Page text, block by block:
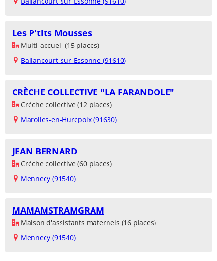
Les P'tits Mousses
Multi-accueil (15 places)
Ballancourt-sur-Essonne (91610)
CRÈCHE COLLECTIVE "LA FARANDOLE"
Crèche collective (12 places)
Marolles-en-Hurepoix (91630)
JEAN BERNARD
Crèche collective (60 places)
Mennecy (91540)
MAMAMSTRAMGRAM
Maison d'assistants maternels (16 places)
Mennecy (91540)